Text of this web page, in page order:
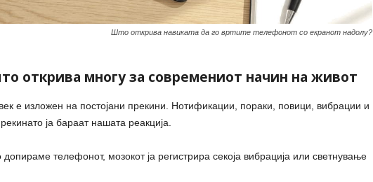
Што открива навиката да го вртите телефонот со екранот надолу?
открива многу за современиот начин на живот
е изложен на постојани прекини. Нотификации, пораки, повици, вибрации и
ја бараат нашата реакција.
допираме телефонот, мозокот ја регистрира секоја вибрација или светнување